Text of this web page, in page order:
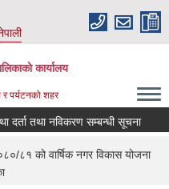
कार्यालय
र पर्यटनको शहर
तथा नविकरण सम्बन्धी सूचना
८१ को वार्षिक नगर विकास योजना